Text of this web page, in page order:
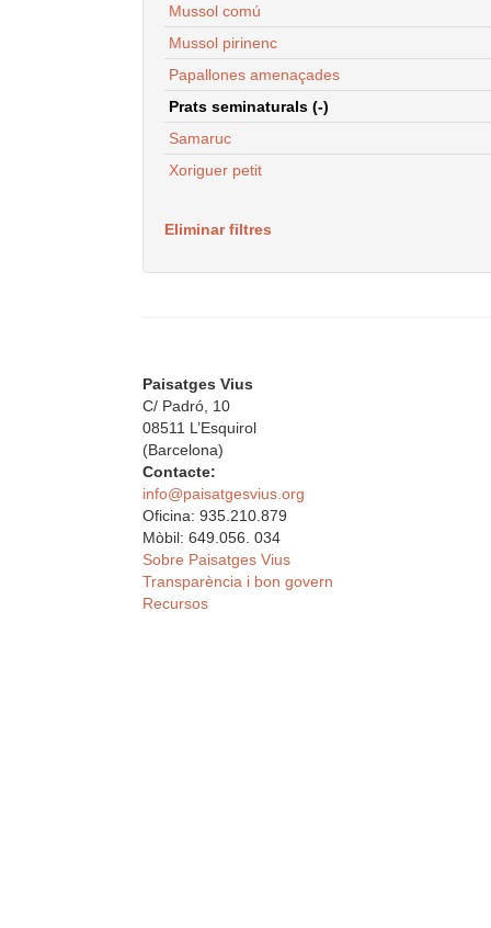
Mussol comú
Mussol pirinenc
Papallones amenaçades
Prats seminaturals (-)
Samaruc
Xoriguer petit
Eliminar filtres
Paisatges Vius
C/ Padró, 10
08511 L’Esquirol
(Barcelona)
Contacte:
info@paisatgesvius.org
Oficina: 935.210.879
Mòbil: 649.056. 034
Sobre Paisatges Vius
Transparència i bon govern
Recursos